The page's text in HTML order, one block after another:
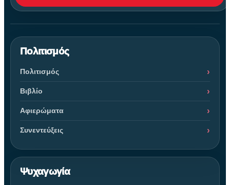
Πολιτισμός
Πολιτισμός
Βιβλίο
Αφιερώματα
Συνεντεύξεις
Ψυχαγωγία